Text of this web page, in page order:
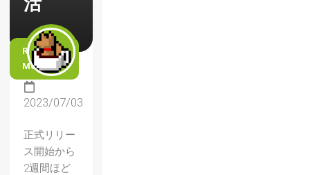
READ
MORE
2023/07/03
正式リリー
ス開始から
2週間ほど